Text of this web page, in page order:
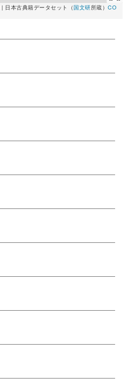
| 日本古典籍データセット（国文研所蔵） CO